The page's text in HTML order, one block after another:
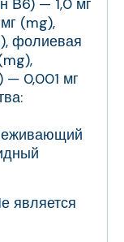
В6) — 1,0 мг
(mg),
фолиевая
— 0,001 мг
является